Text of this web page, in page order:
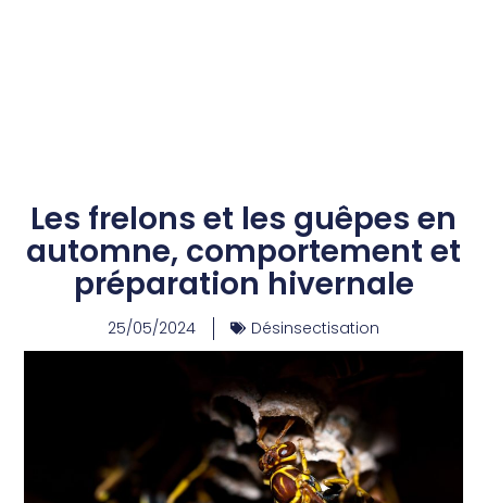
Les frelons et les guêpes en
automne, comportement et
préparation hivernale
25/05/2024 Désinsectisation